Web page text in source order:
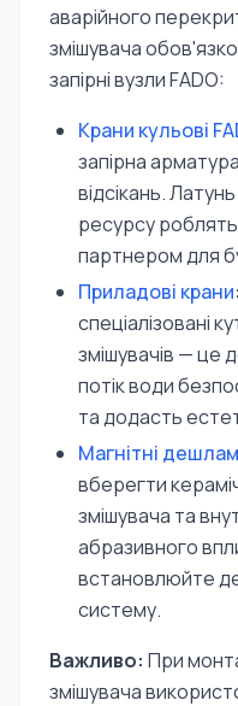
аварійного
змішувача
запірні вузли FADO:
Крани кульові
запірна
відсікань.
ресурсу
партнером для
Приладові крани:
спеціалізовані
змішувачів — це
потік води
та додасть
Магнітні
вберегти
змішувача та
абразивного
встановлюйте
систему.
Важливо: При
змішувача